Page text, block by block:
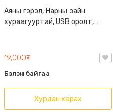
Аяны гэрэл, Нарны зайн
хураагууртай, USB оролт,
19,000₮
Бэлэн байгаа
Хурдан харах